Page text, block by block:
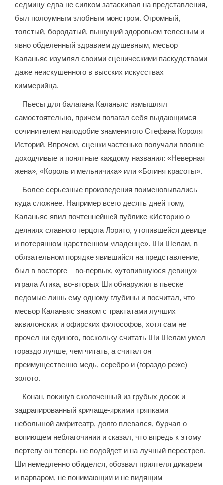
седмицу едва не силком затаскивал на представления,
был полоумным злобным монстром. Огромный,
толстый, бородатый, пышущий здоровьем телесным и
явно обделенный здравием душевным, месьор
Каланьяс изумлял своими сценическими паскудствами
даже неискушенного в высоких искусствах
киммерийца.
Пьесы для балагана Каланьяс измышлял
самостоятельно, причем полагал себя выдающимся
сочинителем наподобие знаменитого Стефана Короля
Историй. Впрочем, сценки частенько получали вполне
доходчивые и понятные каждому названия: «Неверная
жена», «Король и мельничиха» или «Богиня красоты».
Более серьезные произведения поименовывались
куда сложнее. Например всего десять дней тому,
Каланьяс явил почтеннейшей публике «Историю о
деяниях славного герцога Лорито, утопившейся девице
и потерянном царственном младенце». Ши Шелам, в
обязательном порядке явившийся на представление,
был в восторге – во-первых, «утопившуюся девицу»
играла Атика, во-вторых Ши обнаружил в пьеске
ведомые лишь ему одному глубины и посчитал, что
месьор Каланьяс знаком с трактатами лучших
аквилонских и офирских философов, хотя сам не
прочел ни единого, поскольку считать Ши Шелам умел
гораздо лучше, чем читать, а считал он
преимущественно медь, серебро и (гораздо реже)
золото.
Конан, покинув сколоченный из грубых досок и
задрапированный кричаще-яркими тряпками
небольшой амфитеатр, долго плевался, бурчал о
вопиющем неблагочинии и сказал, что впредь к этому
вертепу он теперь не подойдет и на лучный перестрел.
Ши немедленно обиделся, обозвал приятеля дикарем
и варваром, не понимающим и не видящим